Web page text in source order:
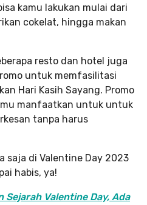
kamu lakukan mulai dari
cokelat, hingga makan
resto dan hotel juga
untuk memfasilitasi
Hari Kasih Sayang. Promo
manfaatkan untuk untuk
tanpa harus
saja di Valentine Day 2023
habis, ya!
Sejarah Valentine Day, Ada